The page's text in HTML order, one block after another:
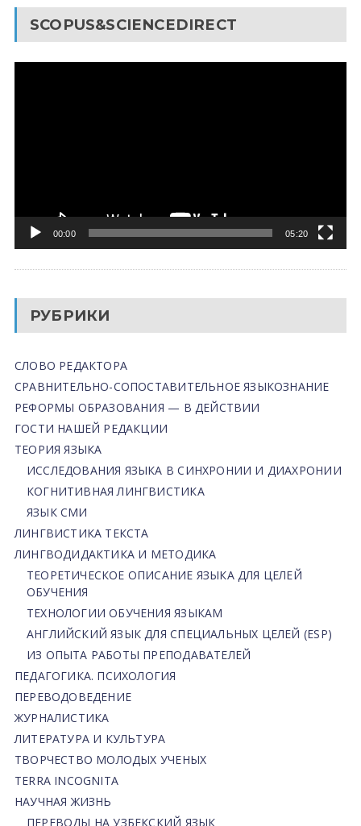
SCOPUS&SCIENCEDIRECT
00:00 05:20
РУБРИКИ
СЛОВО РЕДАКТОРА
СРАВНИТЕЛЬНО-СОПОСТАВИТЕЛЬНОЕ ЯЗЫКОЗНАНИЕ
РЕФОРМЫ ОБРАЗОВАНИЯ — В ДЕЙСТВИИ
ГОСТИ НАШЕЙ РЕДАКЦИИ
ТЕОРИЯ ЯЗЫКА
ИССЛЕДОВАНИЯ ЯЗЫКА В СИНХРОНИИ И ДИАХРОНИИ
КОГНИТИВНАЯ ЛИНГВИСТИКА
ЯЗЫК СМИ
ЛИНГВИСТИКА ТЕКСТА
ЛИНГВОДИДАКТИКА И МЕТОДИКА
ТЕОРЕТИЧЕСКОЕ ОПИСАНИЕ ЯЗЫКА ДЛЯ ЦЕЛЕЙ
ОБУЧЕНИЯ
ТЕХНОЛОГИИ ОБУЧЕНИЯ ЯЗЫКАМ
АНГЛИЙСКИЙ ЯЗЫК ДЛЯ СПЕЦИАЛЬНЫХ ЦЕЛЕЙ (ESP)
ИЗ ОПЫТА РАБОТЫ ПРЕПОДАВАТЕЛЕЙ
ПЕДАГОГИКА. ПСИХОЛОГИЯ
ПЕРЕВОДОВЕДЕНИЕ
ЖУРНАЛИСТИКА
ЛИТЕРАТУРА И КУЛЬТУРА
ТВОРЧЕСТВО МОЛОДЫХ УЧЕНЫХ
TERRA INCOGNITA
НАУЧНАЯ ЖИЗНЬ
ПЕРЕВОДЫ НА УЗБЕКСКИЙ ЯЗЫК